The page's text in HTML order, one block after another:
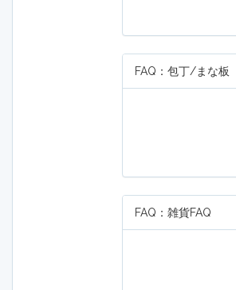
FAQ：包丁/まな板
FAQ：雑貨FAQ